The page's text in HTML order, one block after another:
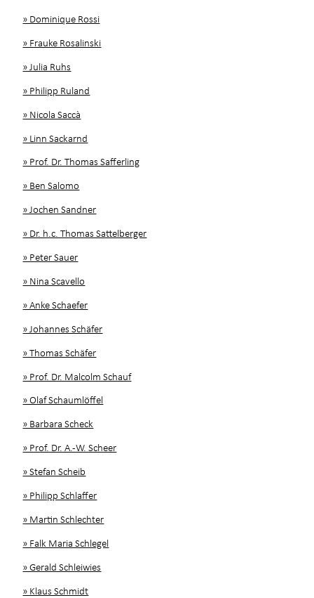
» Dominique Rossi
» Frauke Rosalinski
» Julia Ruhs
» Philipp Ruland
» Nicola Saccà
» Linn Sackarnd
» Prof. Dr. Thomas Safferling
» Ben Salomo
» Jochen Sandner
» Dr. h.c. Thomas Sattelberger
» Peter Sauer
» Nina Scavello
» Anke Schaefer
» Johannes Schäfer
» Thomas Schäfer
» Prof. Dr. Malcolm Schauf
» Olaf Schaumlöffel
» Barbara Scheck
» Prof. Dr. A.-W. Scheer
» Stefan Scheib
» Philipp Schlaffer
» Martin Schlechter
» Falk Maria Schlegel
» Gerald Schleiwies
» Klaus Schmidt